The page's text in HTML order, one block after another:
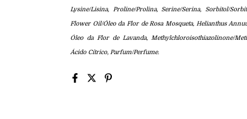
Lysine/Lisina, Proline/Prolina, Serine/Serina, Sorbitol/
Flower Oil/Óleo da Flor de Rosa Mosqueta, Helianthus
Óleo da Flor de Lavanda, Methylchloroisothiazolinone/
Ácido Cítrico, Parfum/Perfume.